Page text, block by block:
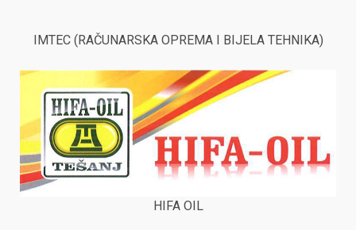
IMTEC (RAČUNARSKA OPREMA I BIJELA TEHNIKA)
HIFA OIL